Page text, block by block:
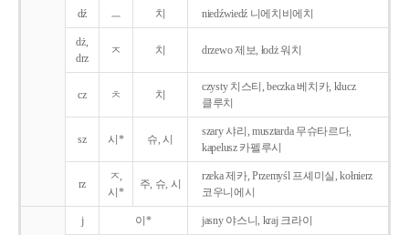
dź ㅡ 치 niedźwiedź 니에치비에치
dż,
drz
ㅈ 치 drzewo 제보, łodż 워치
cz ㅊ 치
czysty 치스티, beczka 베치카, klucz
클루치
sz 시* 슈, 시
szary 샤리, musztarda 무슈타르다,
kapelusz 카펠루시
rz
ㅈ,
시*
주, 슈, 시
rzeka 제카, Przemyśl 프셰미실, kołnierz
코우니에시
j 이* jasny 야스니, kraj 크라이